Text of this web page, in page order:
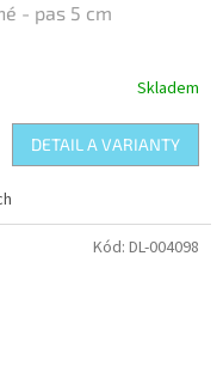
- pas 5 cm
Skladem
DETAIL A VARIANTY
Kód: DL-004098